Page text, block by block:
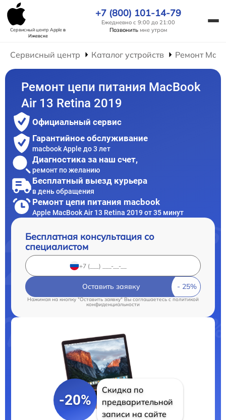
Сервисный центр Appleв
Ижевске
+7 (800) 101-14-79
Ежедневно с 9:00 до 21:00
Позвонить мне утром
Сервисный центр Каталог устройств Ремонт
Ремонт цепи питания MacBook
Air 13 Retina 2019
Официальный сервис
Гарантийное обслуживание
macbook Apple до 3 лет
Диагностика за наш счет,
ремонт по желанию
Бесплатный выезд курьера
в день обращения
Ремонт цепи питания macbook
Apple MacBook Air 13 Retina 2019 от 35 минут
Бесплатная консультация со
специалистом
Оставить заявку
Нажимая на кнопку "Оставить заявку" Вы соглашаетесь cполитикой
конфиденциальности
-20%
Скидка по
предварительной
записи на сайте